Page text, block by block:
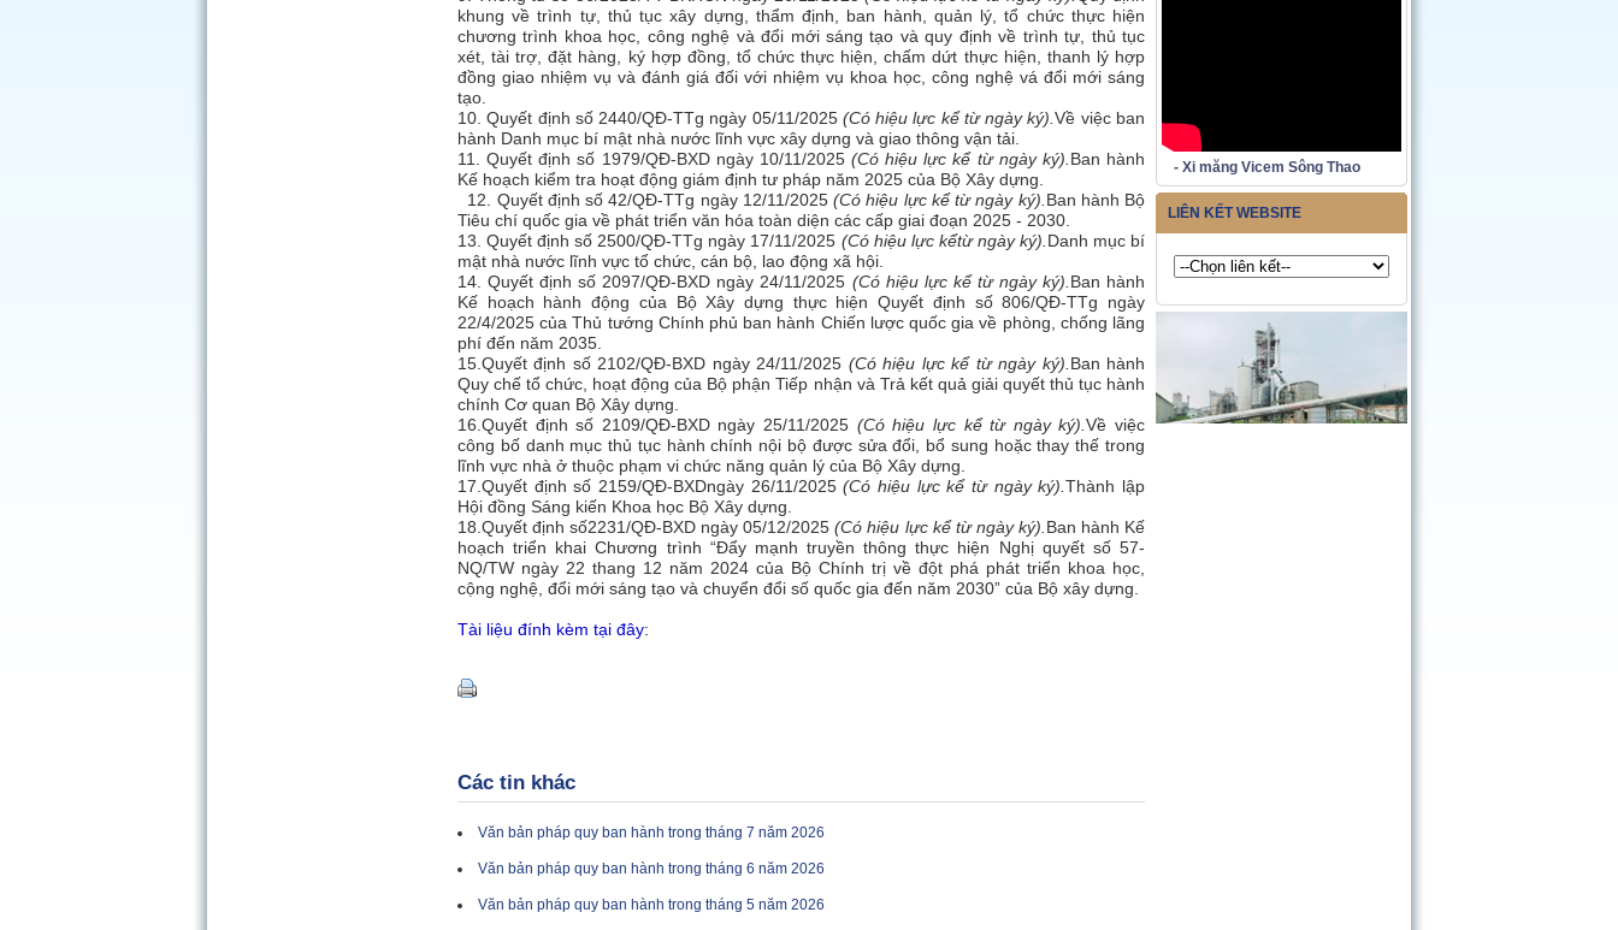
khung về trình tự, thủ tục xây dựng, thẩm định, ban hành, quản lý, tổ chức thực hiện
chương trình khoa học, công nghệ và đổi mới sáng tạo và quy định về trình tự, thủ tục
xét, tài trợ, đặt hàng, ký hợp đồng, tổ chức thực hiện, chấm dứt thực hiện, thanh lý hợp
đồng giao nhiệm vụ và đánh giá đối với nhiệm vụ khoa học, công nghệ vá đổi mới sáng
tạo.
10. Quyết định số 2440/QĐ-TTg ngày 05/11/2025 (Có hiệu lực kể từ ngày ký).Về việc ban
hành Danh mục bí mật nhà nước lĩnh vực xây dựng và giao thông vận tải.
11. Quyết định số 1979/QĐ-BXD ngày 10/11/2025 (Có hiệu lực kể từ ngày ký). Ban hành
Kế hoạch kiểm tra hoạt động giám định tư pháp năm 2025 của Bộ Xây dựng.
12. Quyết định số 42/QĐ-TTg ngày 12/11/2025(Có hiệu lực kể từ ngày ký). Ban hành Bộ
Tiêu chí quốc gia về phát triển văn hóa toàn diện các cấp giai đoạn 2025 - 2030.
13. Quyết định số 2500/QĐ-TTg ngày 17/11/2025 (Có hiệu lực kểtừ ngày ký). Danh mục bí
mật nhà nước lĩnh vực tổ chức, cán bộ, lao động xã hội.
14. Quyết định số 2097/QĐ-BXD ngày 24/11/2025 (Có hiệu lực kể từ ngày ký). Ban hành
Kế hoạch hành động của Bộ Xây dựng thực hiện Quyết định số 806/QĐ-TTg ngày
22/4/2025 của Thủ tướng Chính phủ ban hành Chiến lược quốc gia về phòng, chống lãng
phí đến năm 2035.
15.Quyết định số 2102/QĐ-BXD ngày 24/11/2025 (Có hiệu lực kể từ ngày ký). Ban hành
Quy chế tổ chức, hoạt động của Bộ phận Tiếp nhận và Trả kết quả giải quyết thủ tục hành
chính Cơ quan Bộ Xây dựng.
16.Quyết định số 2109/QĐ-BXD ngày 25/11/2025 (Có hiệu lực kể từ ngày ký).Về việc
công bố danh mục thủ tục hành chính nội bộ được sửa đổi, bổ sung hoặc thay thế trong
lĩnh vực nhà ở thuộc phạm vi chức năng quản lý của Bộ Xây dựng.
17.Quyết định số 2159/QĐ-BXDngày 26/11/2025(Có hiệu lực kểtừ ngày ký).Thành lập
Hội đồng Sáng kiến Khoa học Bộ Xây dựng.
18.Quyết định số2231/QĐ-BXD ngày 05/12/2025(Có hiệu lực kể từ ngày ký). Ban hành Kế
hoạch triển khai Chương trình “Đẩy mạnh truyền thông thực hiện Nghị quyết số 57-
NQ/TW ngày 22 thang 12 năm 2024 của Bộ Chính trị về đột phá phát triển khoa học,
cộng nghệ, đổi mới sáng tạo và chuyển đổi số quốc gia đến năm 2030” của Bộ xây dựng.
Tài liệu đính kèm tại đây:
Các tin khác
Văn bản pháp quy ban hành trong tháng 7 năm 2026
Văn bản pháp quy ban hành trong tháng 6 năm 2026
Văn bản pháp quy ban hành trong tháng 5 năm 2026
- Xi măng Vicem Sông Thao
LIÊN KẾT WEBSITE